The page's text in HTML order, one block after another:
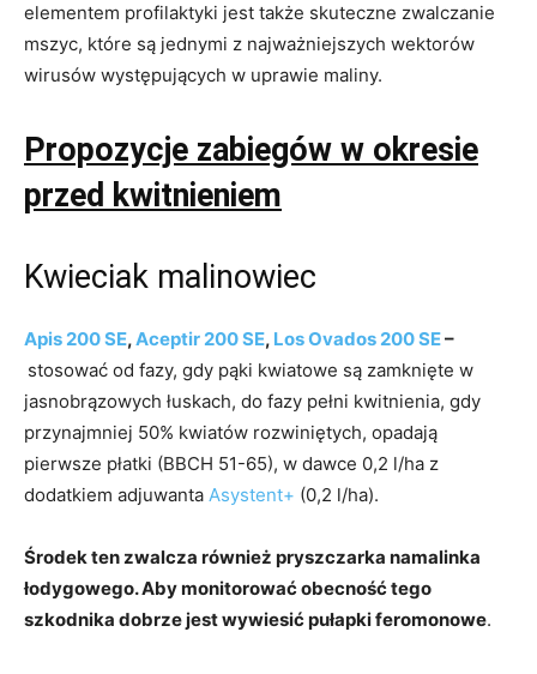
elementem profilaktyki jest także skuteczne zwalczanie
mszyc, które są jednymi z najważniejszych wektorów
wirusów występujących w uprawie maliny.
Propozycje zabiegów w okresie
przed kwitnieniem
Kwieciak malinowiec
Apis 200 SE,Aceptir 200 SE, Los Ovados 200 SE–
stosować od fazy, gdy pąki kwiatowe są zamknięte w
jasnobrązowych łuskach, do fazy pełni kwitnienia, gdy
przynajmniej 50% kwiatów rozwiniętych, opadają
pierwsze płatki (BBCH 51-65), w dawce 0,2 l/ha z
dodatkiem adjuwanta Asystent+ (0,2 l/ha).
Środek ten zwalcza również pryszczarka namalinka
łodygowego. Aby monitorować obecność tego
szkodnika dobrze jest wywiesić pułapki feromonowe.